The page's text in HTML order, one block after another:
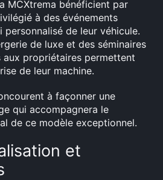
MCXtrema bénéficient par
à des événements
de leur véhicule.
de luxe et des séminaires
propriétaires permettent
de leur machine.
à façonner une
qui accompagnera le
de ce modèle exceptionnel.
et